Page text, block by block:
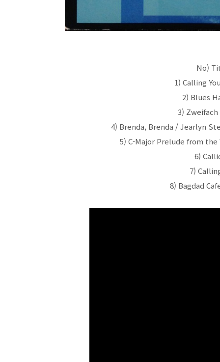
No)
1) Calling
2) Blues
3)
4) Brenda, Brenda / Jearlyn
5) C-Major Prelude from
6)
7)
8) Bagdad